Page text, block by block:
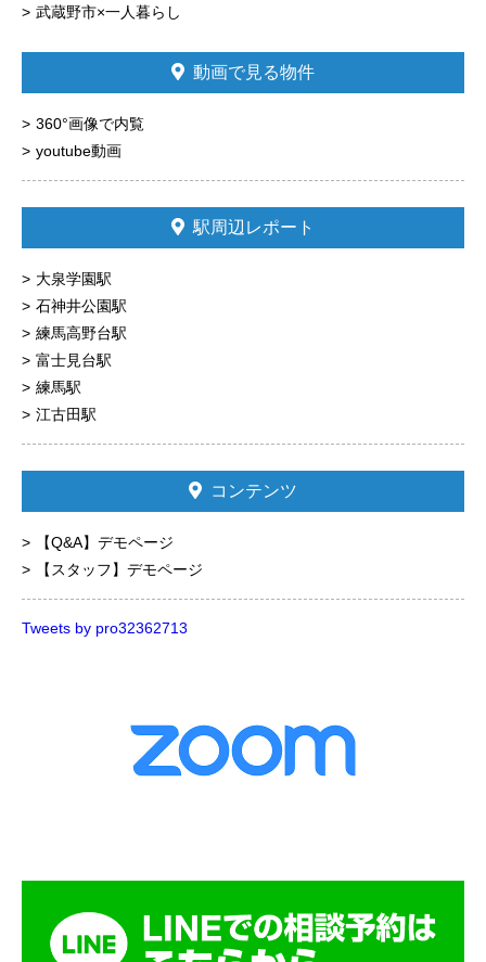
武蔵野市×一人暮らし
動画で見る物件
360°画像で内覧
youtube動画
駅周辺レポート
大泉学園駅
石神井公園駅
練馬高野台駅
富士見台駅
練馬駅
江古田駅
コンテンツ
【Q&A】デモページ
【スタッフ】デモページ
Tweets by pro32362713